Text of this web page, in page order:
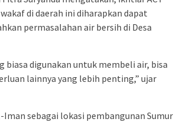
di daerah ini diharapkan dapat
permasalahan air bersih di Desa
biasa digunakan untuk membeli air, bisa
lainnya yang lebih penting,” ujar
Iman sebagai lokasi pembangunan Sumur